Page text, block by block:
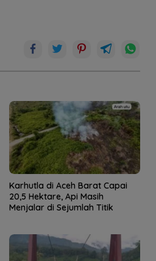
Karhutla di Aceh Barat Capai
20,5 Hektare, Api Masih
Menjalar di Sejumlah Titik